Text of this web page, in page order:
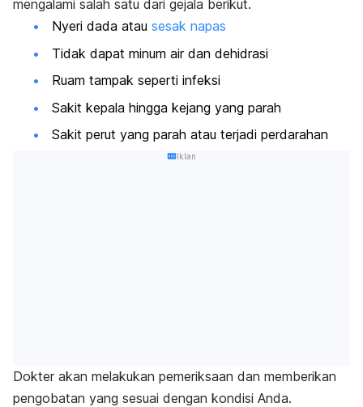
mengalami salah satu dari gejala berikut.
Nyeri dada atau sesak napas
Tidak dapat minum air dan dehidrasi
Ruam tampak seperti infeksi
Sakit kepala hingga kejang yang parah
Sakit perut yang parah atau terjadi perdarahan
Iklan
Dokter akan melakukan pemeriksaan dan memberikan
pengobatan yang sesuai dengan kondisi Anda.